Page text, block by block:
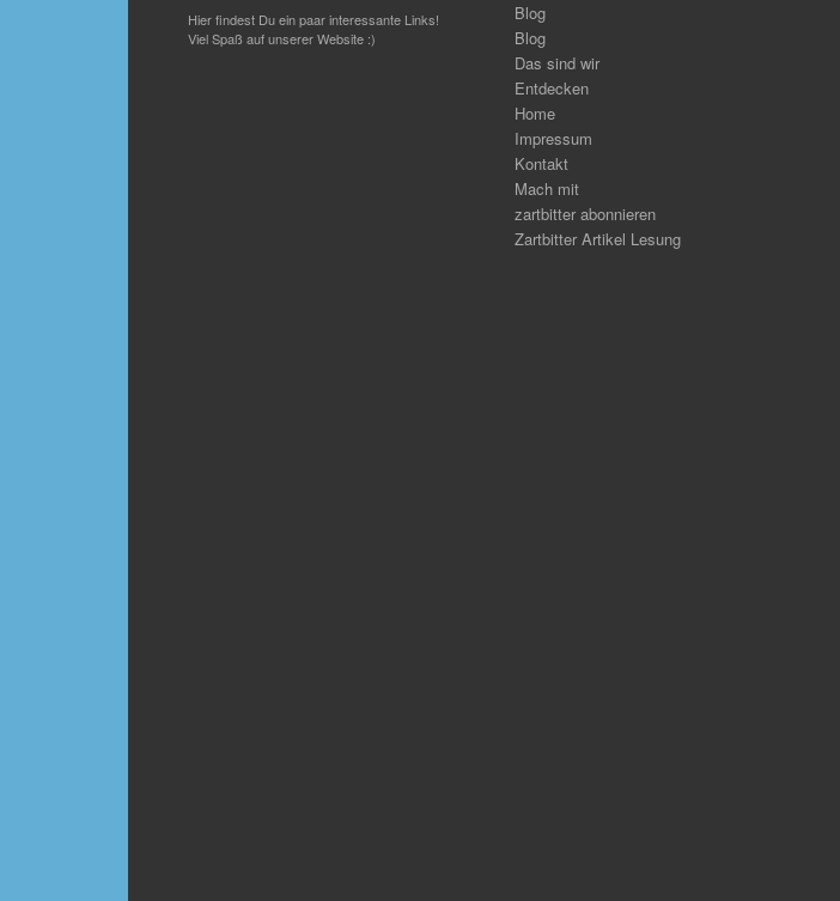
Hier findest Du ein paar interessante Links!
Viel Spaß auf unserer Website :)
Blog
Blog
Das sind wir
Entdecken
Home
Impressum
Kontakt
Mach mit
zartbitter abonnieren
Zartbitter Artikel Lesung